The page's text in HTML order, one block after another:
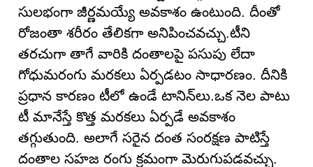
సులభంగా జీర్ణమయ్యే అవకాశం ఉంటుంది. దీంతో
రోజంతా శరీరం తేలికగా అనిపించవచ్చు.టీని
తరచుగా తాగే వారికి దంతాలపై పసుపు లేదా
గోధుమరంగు మరకలు ఏర్పడటం సాధారణం. దీనికి
ప్రధాన కారణం టీలో ఉండే టానిన్‌లు.ఒక నెల పాటు
టీ మానేస్తే కొత్త మరకలు ఏర్పడే అవకాశం
తగ్గుతుంది. అలాగే సరైన దంత సంరక్షణ పాటిస్తే
దంతాల సహజ రంగు క్రమంగా మెరుగుపడవచ్చు.